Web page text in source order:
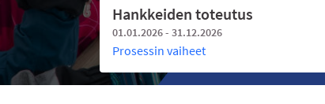
Hankkeiden toteutus
01.01.2026 - 31.12.2026
Prosessin vaiheet